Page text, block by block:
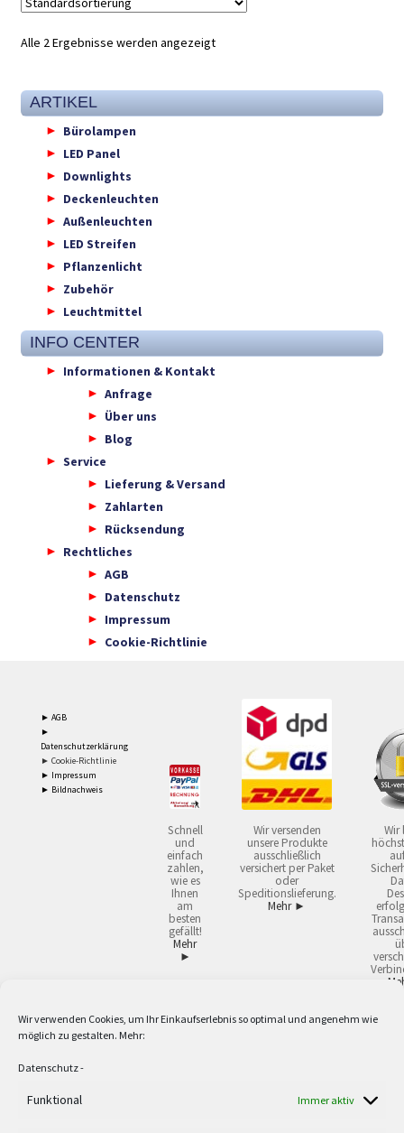
Wir verwenden Cookies, um Ihr Einkaufserlebnis so optimal und angenehm wie
möglich zu gestalten. Mehr:
Datenschutz-
Funktional Immer aktiv
Alle 2 Ergebnisse werden angezeigt
ARTIKEL
Bürolampen
LED Panel
Downlights
Deckenleuchten
Außenleuchten
LED Streifen
Pflanzenlicht
Zubehör
Leuchtmittel
INFO CENTER
Informationen & Kontakt
Anfrage
Über uns
Blog
Service
Lieferung & Versand
Zahlarten
Rücksendung
Rechtliches
AGB
Datenschutz
Impressum
Cookie-Richtlinie
► AGB
►
Datenschutzerklärung
► Cookie-Richtlinie
► Impressum
► Bildnachweis
Schnell
und
einfach
zahlen,
wie es
Ihnen
am
besten
gefällt!
Mehr
►
Wir versenden
unsere Produkte
ausschließlich
versichert per Paket
oder
Speditionslieferung.
Mehr ►
Wir
2 Lieferzeiten gelten mit Express-24.
Versandkostenfrei ab 59,90 € Nettowarenwert. Inseln ausgenommen. Unsere
Berufe zur Verwendung in der selbständigen, beruflichen oder gewerblichen